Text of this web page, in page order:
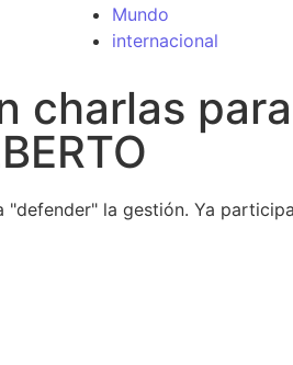
Mundo
internacional
charlas para
"defender" la gestión. Ya